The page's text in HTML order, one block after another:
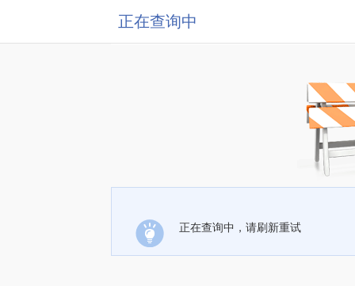
正在查询中
正在查询中，请刷新重试